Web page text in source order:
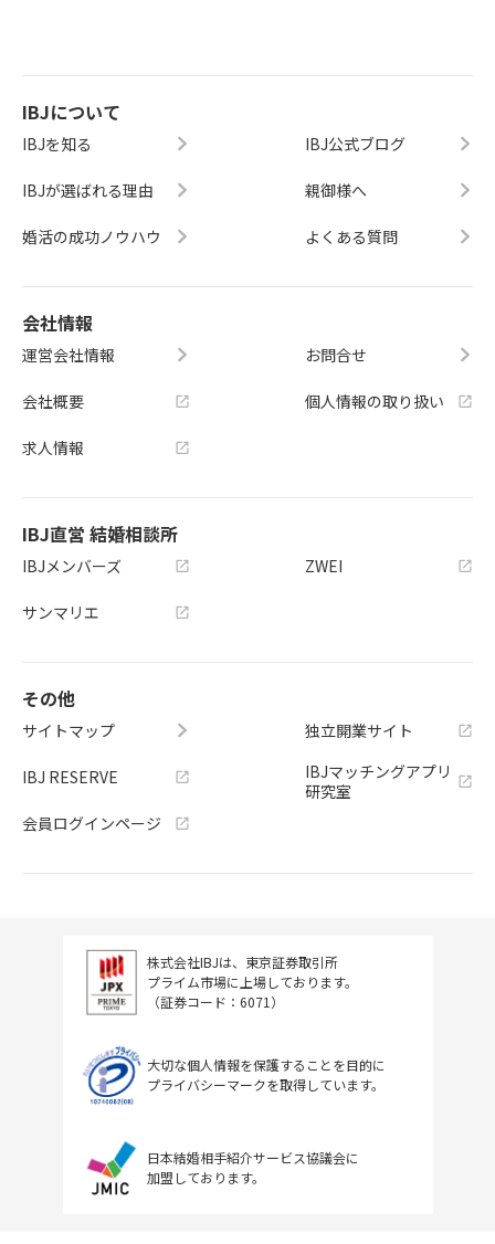
IBJについて
IBJを知る
IBJが選ばれる理由
婚活の成功ノウハウ
IBJ公式ブログ
親御様へ
よくある質問
会社情報
運営会社情報
会社概要
求人情報
お問合せ
個人情報の取り扱い
IBJ直営 結婚相談所
IBJメンバーズ
サンマリエ
ZWEI
その他
サイトマップ
IBJ RESERVE
会員ログインページ
独立開業サイト
IBJマッチングアプリ
研究室
株式会社IBJは、東京証券取引所
プライム市場に上場しております。
（証券コード：6071）
大切な個人情報を保護することを目的に
プライバシーマークを取得しています。
日本結婚相手紹介サービス協議会に
加盟しております。